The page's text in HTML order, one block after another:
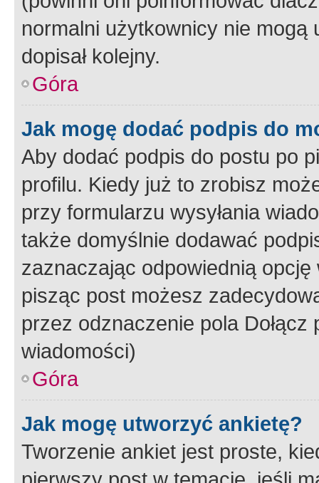
normalni użytkownicy nie
dopisał kolejny.
Góra
Jak mogę dodać podpis do
Aby dodać podpis do postu po
profilu. Kiedy już to zrobisz
przy formularzu wysyłania
także domyślnie dodawać
zaznaczając odpowiednią
pisząc post możesz
przez odznaczenie pola
wiadomości)
Góra
Jak mogę utworzyć ankietę?
Tworzenie ankiet jest proste,